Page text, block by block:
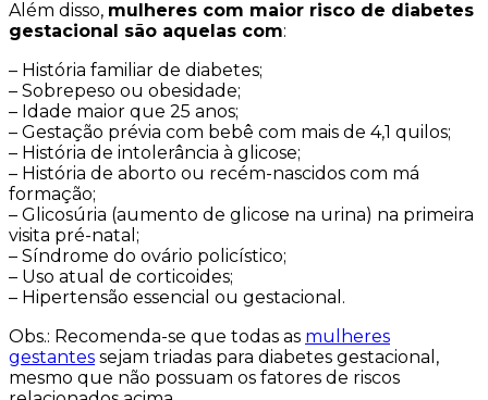
Além disso, mulheres com maior risco de diabetes
gestacional são aquelas com:
– História familiar de diabetes;
– Sobrepeso ou obesidade;
– Idade maior que 25 anos;
– Gestação prévia com bebê com mais de 4,1 quilos;
– História de intolerância à glicose;
– História de aborto ou recém-nascidos com má
formação;
– Glicosúria (aumento de glicose na urina) na primeira
visita pré-natal;
– Síndrome do ovário policístico;
– Uso atual de corticoides;
– Hipertensão essencial ou gestacional.
Obs.: Recomenda-se que todas as mulheres
gestantes sejam triadas para diabetes gestacional,
mesmo que não possuam os fatores de riscos